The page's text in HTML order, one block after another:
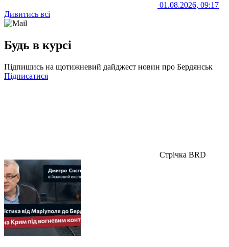
01.08.2026, 09:17
Дивитись всі
Будь в курсі
Підпишись на щотижневий дайджест новин про Бердянськ
Підписатися
Стрічка BRD